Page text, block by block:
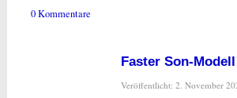
0 Kommentare
Faster Son-
Veröffentlicht: 2. November